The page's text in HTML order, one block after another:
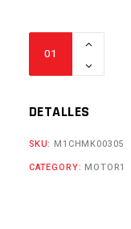
CUADRADO
DETALLES
SKU: M1CHMK00305
CATEGORY: MOTOR1